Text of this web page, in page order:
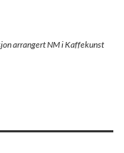
arrangert NM i Kaffekunst